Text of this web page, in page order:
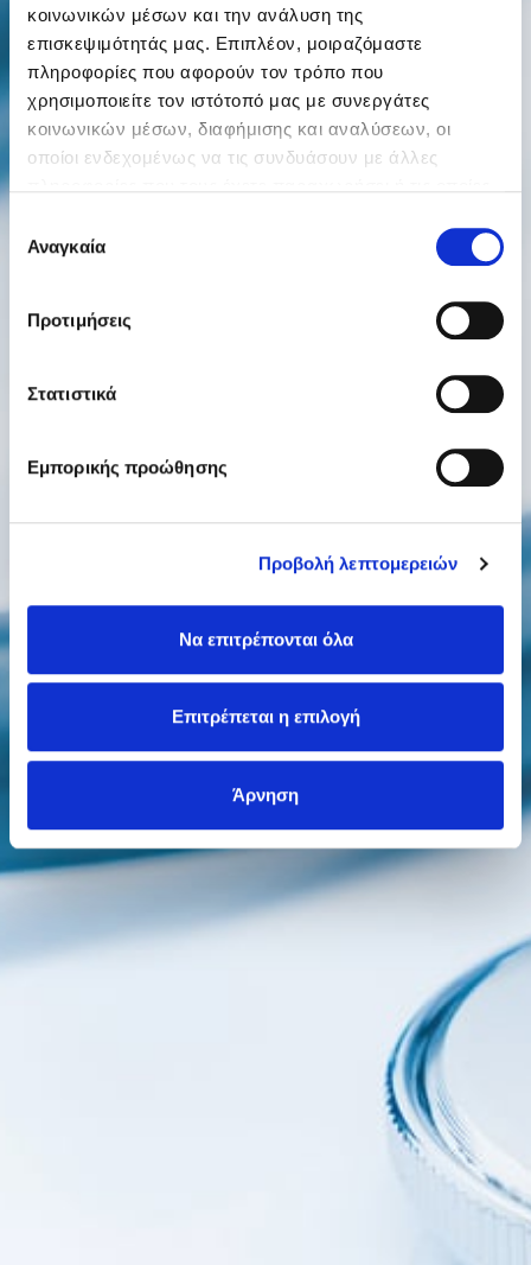
κοινωνικών μέσων και την ανάλυση της
επισκεψιμότητάς μας. Επιπλέον, μοιραζόμαστε
πληροφορίες που αφορούν τον τρόπο που
χρησιμοποιείτε τον ιστότοπό μας με συνεργάτες
κοινωνικών μέσων, διαφήμισης και αναλύσεων, οι
οποίοι ενδεχομένως να τις συνδυάσουν με άλλες
των υπηρεσιών τους.
συγκατάθεσης
Αναγκαία
Προτιμήσεις
Στατιστικά
Εμπορικής προώθησης
Προβολή λεπτομερειών
Να επιτρέπονται όλα
Επιτρέπεται η επιλογή
Άρνηση